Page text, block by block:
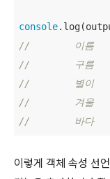
console
//        이름
//        구름
//        별이
//        겨울
//        바다
이렇게 객체 속성 선